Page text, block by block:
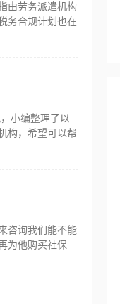
由劳务派遣机构
务合规计划也在
小编整理了以
构，希望可以帮
咨询我们能不能
为他购买社保